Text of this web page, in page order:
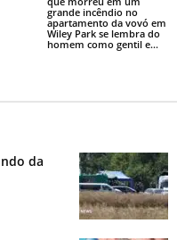
grande incêndio no
apartamento da vovó em
Wiley Park se lembra do
homem como gentil e...
da